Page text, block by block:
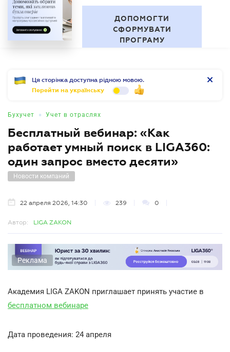
БУХГАЛТЕР
"За межами звітності" Серія
професійних зустрічей
ДОПОМОГТИ
Ця сторінка доступна рідною мовою.
Перейти на українську
Бухучет • Учет в отраслях
Бесплатный вебинар: «Как
работает умный поиск в LIGA360:
один запрос вместо десяти»
Новости компаний
22 апреля 2026, 14:30
Автор:
Реклама
Академия LIGA ZAKON приглашает принять участие в
бесплатном вебинаре
Дата проведения: 24 апреля